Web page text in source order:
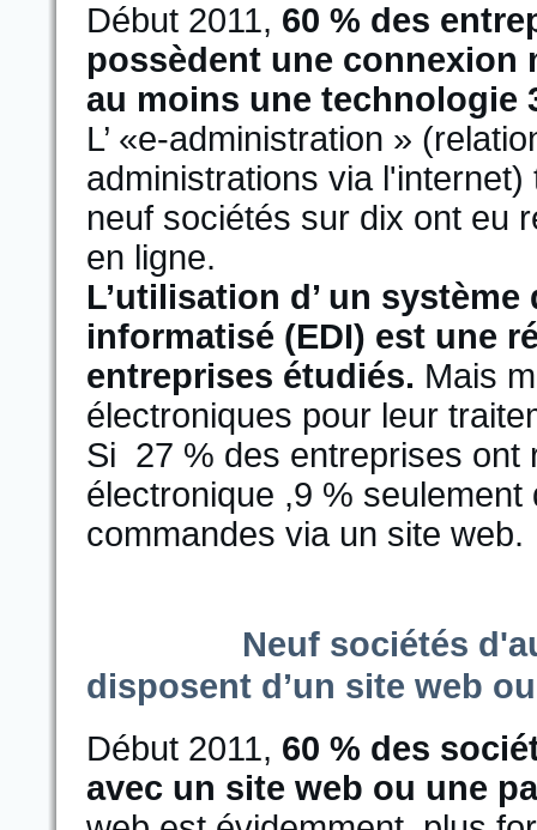
Début 2011, 60 % des
possèdent une connexion
au moins une technologie
L’ «e-administration »
administrations via
neuf sociétés sur dix ont eu
en ligne.
L’utilisation d’ un
informatisé (EDI) est une
entreprises étudiés. Mais
électroniques pour leur
Si 27 % des entreprises ont
électronique ,9 % seulement
commandes via un site web.
Neuf sociétés
disposent d’un site web
Début 2011, 60 % des
avec un site web ou une